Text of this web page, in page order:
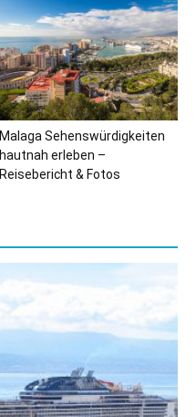
Malaga Sehenswürdigkeiten
hautnah erleben –
Reisebericht & Fotos